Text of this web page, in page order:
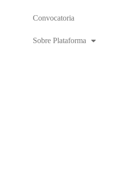
Convocatoria
Sobre Plataforma